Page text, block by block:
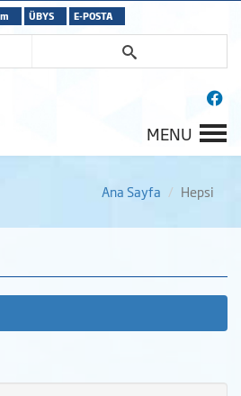
ÜBYS E-POSTA
MENU
Ana Sayfa Hepsi